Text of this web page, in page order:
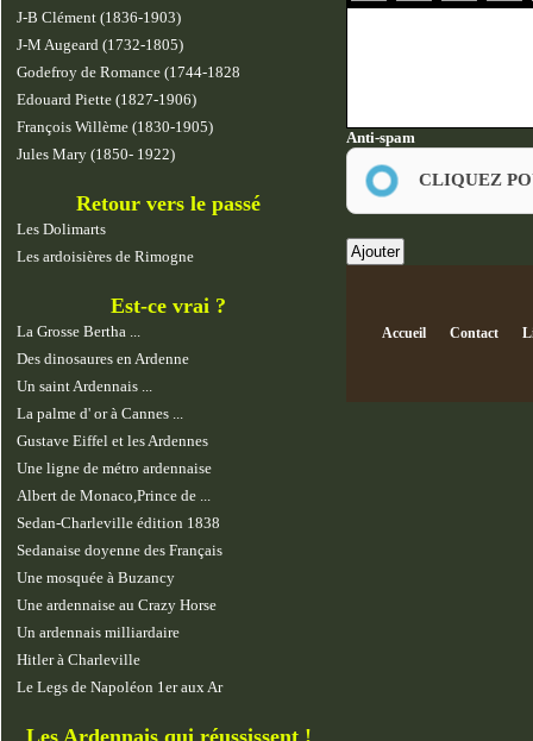
J-B Clément (1836-1903)
J-M Augeard (1732-1805)
Godefroy de Romance (1744-1828
Edouard Piette (1827-1906)
François Willème (1830-1905)
Jules Mary (1850- 1922)
Retour vers le passé
Les Dolimarts
Les ardoisières de Rimogne
Est-ce vrai ?
La Grosse Bertha ...
Des dinosaures en Ardenne
Un saint Ardennais ...
La palme d' or à Cannes ...
Gustave Eiffel et les Ardennes
Une ligne de métro ardennaise
Albert de Monaco,Prince de ...
Sedan-Charleville édition 1838
Sedanaise doyenne des Français
Une mosquée à Buzancy
Une ardennaise au Crazy Horse
Un ardennais milliardaire
Hitler à Charleville
Le Legs de Napoléon 1er aux Ar
Les Ardennais qui réussissent !
Anti-spam
CLIQUEZ
Accueil Contact